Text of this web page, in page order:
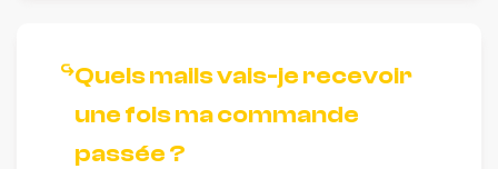
Quels mails vais-je recevoir
une fois ma commande
passée ?